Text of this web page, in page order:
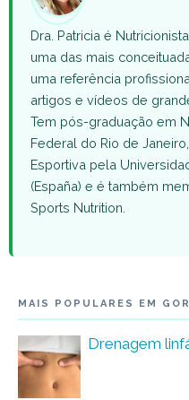
Dra. Patricia é
uma das mais
uma referência
artigos e vídeos de
Tem pós-graduação em
Federal do Rio de
Esportiva pela
(España) e é também
Sports Nutrition.
MAIS POPULARES EM
Drenagem